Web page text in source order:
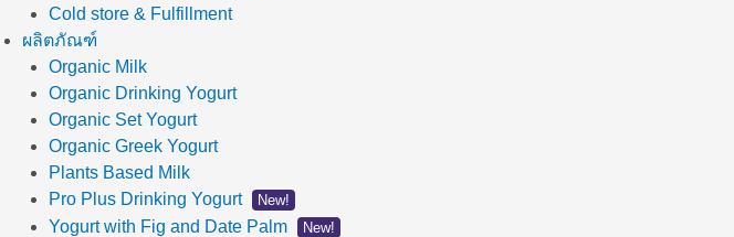
Cold store & Fulfillment
ผลิตภัณฑ์
Organic Milk
Organic Drinking Yogurt
Organic Set Yogurt
Organic Greek Yogurt
Plants Based Milk
Pro Plus Drinking Yogurt
New!
Yogurt with Fig and Date Palm New!